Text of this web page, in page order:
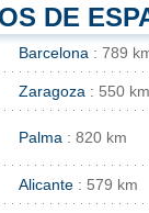
DE
Barcelona : 789
Zaragoza : 550 km
Palma : 820 km
Alicante : 579 km